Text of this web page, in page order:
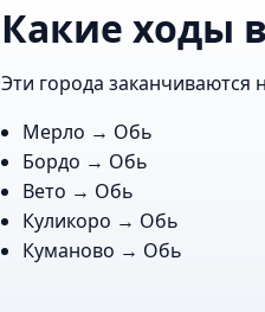
Какие ходы
Эти города
Мерло → Обь
Бордо → Обь
Вето → Обь
Куликоро → Обь
Куманово → Обь